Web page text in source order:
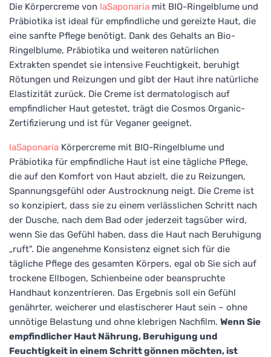
Die Körpercreme von laSaponaria mit BIO-Ringelblume und
Präbiotika ist ideal für empfindliche und gereizte Haut, die
eine sanfte Pflege benötigt. Dank des Gehalts an Bio-
Ringelblume, Präbiotika und weiteren natürlichen
Extrakten spendet sie intensive Feuchtigkeit, beruhigt
Rötungen und Reizungen und gibt der Haut ihre natürliche
Elastizität zurück. Die Creme ist dermatologisch auf
empfindlicher Haut getestet, trägt die Cosmos Organic-
Zertifizierung und ist für Veganer geeignet.
laSaponaria Körpercreme mit BIO-Ringelblume und
Präbiotika für empfindliche Haut ist eine tägliche Pflege,
die auf den Komfort von Haut abzielt, die zu Reizungen,
Spannungsgefühl oder Austrocknung neigt. Die Creme ist
so konzipiert, dass sie zu einem verlässlichen Schritt nach
der Dusche, nach dem Bad oder jederzeit tagsüber wird,
wenn Sie das Gefühl haben, dass die Haut nach Beruhigung
„ruft". Die angenehme Konsistenz eignet sich für die
tägliche Pflege des gesamten Körpers, egal ob Sie sich auf
trockene Ellbogen, Schienbeine oder beanspruchte
Handhaut konzentrieren. Das Ergebnis soll ein Gefühl
genährter, weicherer und elastischerer Haut sein – ohne
unnötige Belastung und ohne klebrigen Nachfilm. Wenn Sie
empfindlicher Haut Nährung, Beruhigung und
Feuchtigkeit in einem Schritt gönnen möchten, ist